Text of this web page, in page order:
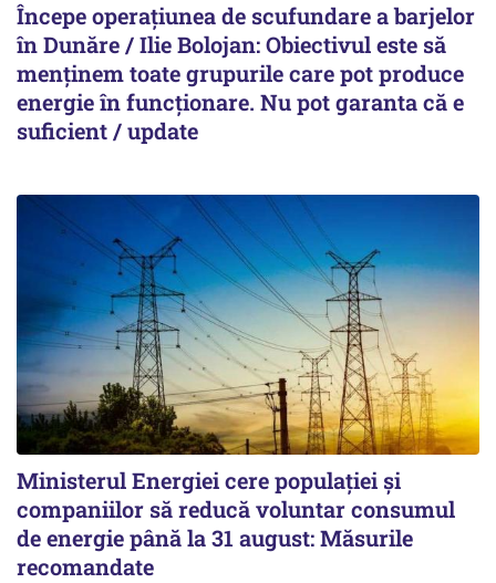
Începe operațiunea de scufundare a barjelor
în Dunăre / Ilie Bolojan: Obiectivul este să
menținem toate grupurile care pot produce
energie în funcționare. Nu pot garanta că e
suficient / update
Ministerul Energiei cere populației și
companiilor să reducă voluntar consumul
de energie până la 31 august: Măsurile
recomandate